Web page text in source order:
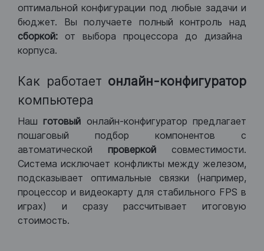
оптимальной конфигурации под любые задачи и
бюджет. Вы получаете полный контроль над
сборкой: от выбора процессора до дизайна
корпуса.
Как работает онлайн-конфигуратор
компьютера
Нашготовый онлайн-конфигуратор предлагает
пошаговый подбор компонентов с
автоматической проверкой совместимости.
Система исключает конфликты между железом,
подсказывает оптимальные связки (например,
процессор и видеокарту для стабильного FPS в
играх) и сразу рассчитывает итоговую
стоимость.